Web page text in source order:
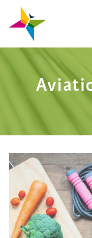
content